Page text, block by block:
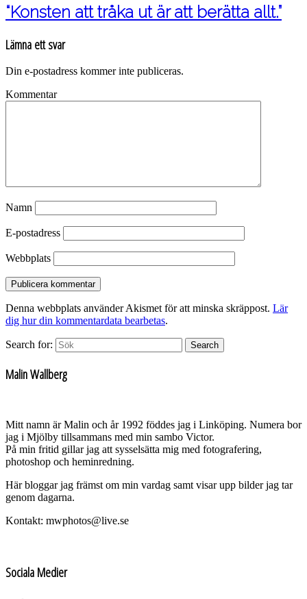
“Konsten att tråka ut är att berätta allt.”
Lämna ett svar
Din e-postadress kommer inte publiceras.
Kommentar
Namn
E-postadress
Webbplats
Denna webbplats använder Akismet för att minska skräppost. Lär
dig hur din kommentardata bearbetas.
Search for: Search
Malin Wallberg
Mitt namn är Malin och år 1992 föddes jag i Linköping. Numera bor
jag i Mjölby tillsammans med min sambo Victor.
På min fritid gillar jag att sysselsätta mig med fotografering,
photoshop och heminredning.
Här bloggar jag främst om min vardag samt visar upp bilder jag tar
genom dagarna.
Kontakt: mwphotos@live.se
Sociala Medier